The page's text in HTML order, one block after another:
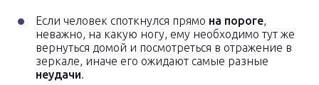
Если человек споткнулся прямо на пороге,
неважно, на какую ногу, ему необходимо тут же
вернуться домой и посмотреться в отражение в
зеркале, иначе его ожидают самые разные
неудачи.